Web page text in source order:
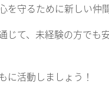
守るために新しい仲
じて、未経験の方で
に活動しましょう！